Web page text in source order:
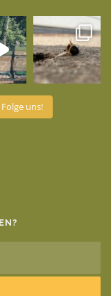
Folge uns!